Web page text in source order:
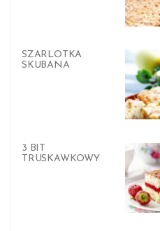
SZARLOTKA
SKUBANA
3 BIT
TRUSKAWKOWY